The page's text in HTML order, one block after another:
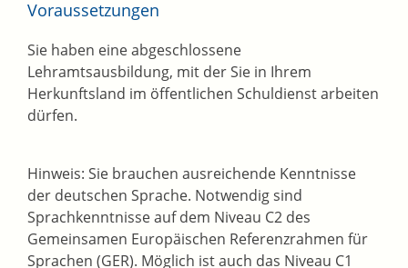
Voraussetzungen
Sie haben eine abgeschlossene
Lehramtsausbildung, mit der Sie in Ihrem
Herkunftsland im öffentlichen Schuldienst arbeiten
dürfen.
Hinweis: Sie brauchen ausreichende Kenntnisse
der deutschen Sprache. Notwendig sind
Sprachkenntnisse auf dem Niveau C2 des
Gemeinsamen Europäischen Referenzrahmen für
Sprachen (GER). Möglich ist auch das Niveau C1